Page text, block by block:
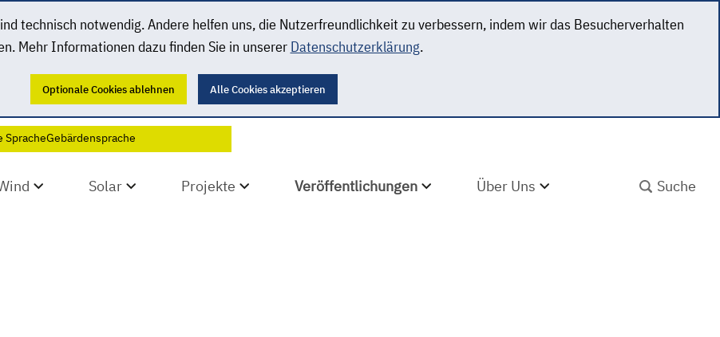
technisch notwendig. Andere helfen uns, die Nutzerfreundlichkeit zu verbessern, indem wir das Besucherverhalten
Mehr Informationen dazu finden Sie in unserer Datenschutzerklärung.
Optionale Cookies ablehnen Alle Cookies akzeptieren
SpracheGebärdensprache
Solar Projekte Veröffentlichungen Über Uns